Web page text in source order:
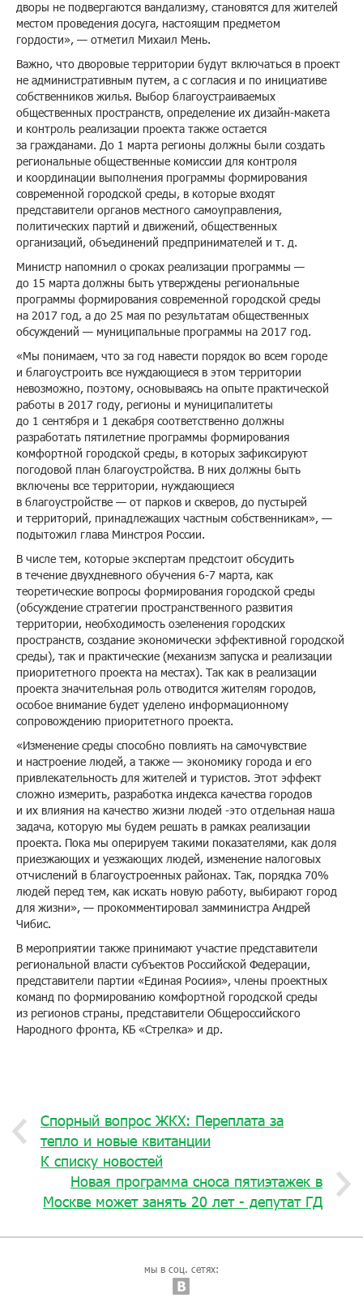
дворы не подвергаются вандализму, становятся для жителей
местом проведения досуга, настоящим предметом
гордости», — отметил Михаил Мень.
Важно, что дворовые территории будут включаться в проект
не административным путем, а с согласия и по инициативе
собственников жилья. Выбор благоустраиваемых
общественных пространств, определение их дизайн-макета
и контроль реализации проекта также остается
за гражданами. До 1 марта регионы должны были создать
региональные общественные комиссии для контроля
и координации выполнения программы формирования
современной городской среды, в которые входят
представители органов местного самоуправления,
политических партий и движений, общественных
организаций, объединений предпринимателей и т. д.
Министр напомнил о сроках реализации программы —
до 15 марта должны быть утверждены региональные
программы формирования современной городской среды
на 2017 год, а до 25 мая по результатам общественных
обсуждений — муниципальные программы на 2017 год.
«Мы понимаем, что за год навести порядок во всем городе
и благоустроить все нуждающиеся в этом территории
невозможно, поэтому, основываясь на опыте практической
работы в 2017 году, регионы и муниципалитеты
до 1 сентября и 1 декабря соответственно должны
разработать пятилетние программы формирования
комфортной городской среды, в которых зафиксируют
погодовой план благоустройства. В них должны быть
включены все территории, нуждающиеся
в благоустройстве — от парков и скверов, до пустырей
и территорий, принадлежащих частным собственникам», —
подытожил глава Минстроя России.
В числе тем, которые экспертам предстоит обсудить
в течение двухдневного обучения 6-7 марта, как
теоретические вопросы формирования городской среды
(обсуждение стратегии пространственного развития
территории, необходимость озеленения городских
пространств, создание экономически эффективной городской
среды), так и практические (механизм запуска и реализации
приоритетного проекта на местах). Так как в реализации
проекта значительная роль отводится жителям городов,
особое внимание будет уделено информационному
сопровождению приоритетного проекта.
«Изменение среды способно повлиять на самочувствие
и настроение людей, а также — экономику города и его
привлекательность для жителей и туристов. Этот эффект
сложно измерить, разработка индекса качества городов
и их влияния на качество жизни людей -это отдельная наша
задача, которую мы будем решать в рамках реализации
проекта. Пока мы оперируем такими показателями, как доля
приезжающих и уезжающих людей, изменение налоговых
отчислений в благоустроенных районах. Так, порядка 70%
людей перед тем, как искать новую работу, выбирают город
для жизни», — прокомментировал замминистра Андрей
Чибис.
В мероприятии также принимают участие представители
региональной власти субъектов Российской Федерации,
представители партии «Единая Росиия», члены проектных
команд по формированию комфортной городской среды
из регионов страны, представители Общероссийского
Народного фронта, КБ «Стрелка» и др.
Спорный вопрос ЖКХ: Переплата за
тепло и новые квитанции
К списку новостей
Новая программа сноса пятиэтажек в
Москве может занять 20 лет - депутат ГД
мы в соц. сетях: